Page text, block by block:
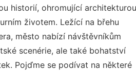
historií, ohromující architekturou
životem. Ležící na břehu
město nabízí návštěvníkům
scenérie, ale také bohatství
Pojďme se podívat na některé